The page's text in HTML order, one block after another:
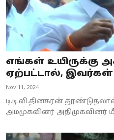
எங்கள் உயிருக்கு
ஏற்பட்டால், இவர்கள்
Nov 11, 2024
டி.டி.வி.தினகரன்
அமமுகவினர் அதிமுகவினர்